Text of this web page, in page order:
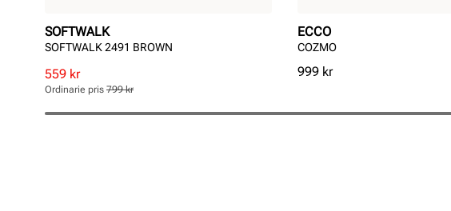
SOFTWALK
SOFTWALK 2491 BROWN
Rabatterat
pris
Pris
559 kr
Ordinarie
pris
Pris
Ordinarie pris 799 kr
ECCO
COZMO
Pris
999 kr